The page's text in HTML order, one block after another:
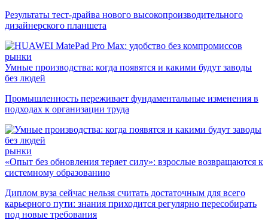
Результаты тест-драйва нового высокопроизводительного
дизайнерского планшета
рынки
Умные производства: когда появятся и какими будут заводы
без людей
Промышленность переживает фундаментальные изменения в
подходах к организации труда
рынки
«Опыт без обновления теряет силу»: взрослые возвращаются к
системному образованию
Диплом вуза сейчас нельзя считать достаточным для всего
карьерного пути: знания приходится регулярно пересобирать
под новые требования